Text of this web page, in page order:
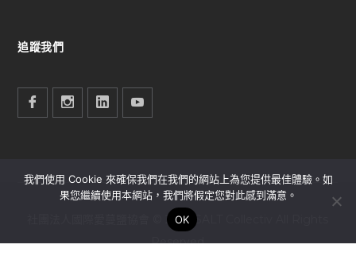
追蹤我們
社團法人國際愛蔓鹽協會 © 2025 SALT Collectiv All Rights
Reserved
我們使用 Cookie 來確保我們在我們的網站上為您提供最佳體驗。如
果您繼續使用本網站，我們將假定您對此感到滿意。
OK